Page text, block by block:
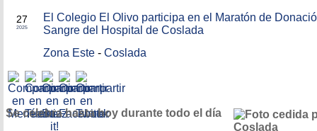
27
2025
El Colegio El Olivo participa en el Maratón de
Sangre del Hospital de Coslada
Zona Este - Coslada
Se celebra hasta hoy durante todo el día